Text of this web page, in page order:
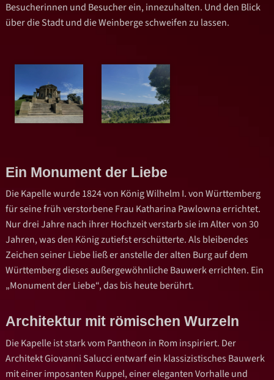
Besucherinnen und Besucher ein, innezuhalten. Und den Blick
über die Stadt und die Weinberge schweifen zu lassen.
Ein Monument der Liebe
Die Kapelle wurde 1824 von König Wilhelm I. von Württemberg
für seine früh verstorbene Frau Katharina Pawlowna errichtet.
Nur drei Jahre nach ihrer Hochzeit verstarb sie im Alter von 30
Jahren, was den König zutiefst erschütterte. Als bleibendes
Zeichen seiner Liebe ließ er anstelle der alten Burg auf dem
Württemberg dieses außergewöhnliche Bauwerk errichten. Ein
„Monument der Liebe“, das bis heute berührt.
Architektur mit römischen Wurzeln
Die Kapelle ist stark vom Pantheon in Rom inspiriert. Der
Architekt Giovanni Salucci entwarf ein klassizistisches Bauwerk
mit einer imposanten Kuppel, einer eleganten Vorhalle und